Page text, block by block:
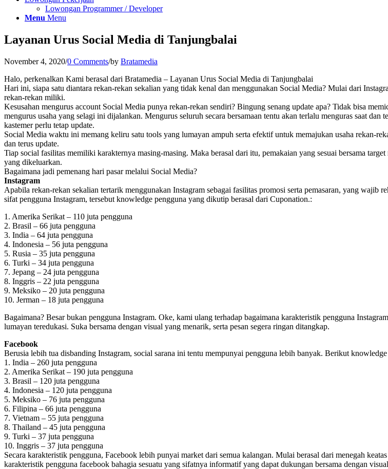
Lowongan Programmer / Developer
Menu Menu
Layanan Urus Social Media di Tanjungbalai
November 4, 2020/0 Comments/by Bratamedia
Halo, perkenalkan Kami berasal dari Bratamedia – Layanan Urus Social Media di Tanjungbalai
Hari ini, siapa satu diantara rekan-rekan sekalian yang tidak kenal dan menggunakan Social Media? Mulai dari
rekan-rekan miliki.
Kesusahan mengurus account Social Media punya rekan-rekan sendiri? Bingung senang update apa? Tidak bisa
mengurus usaha yang selagi ini dijalankan. Mengurus seluruh secara bersamaan tentu akan terlalu menguras saat
kastemer perlu tetap update.
Social Media waktu ini memang keliru satu tools yang lumayan ampuh serta efektif untuk memajukan usaha rekan-
dan terus update.
Tiap social fasilitas memiliki karakternya masing-masing. Maka berasal dari itu, pemakaian yang sesuai bersama
yang dikeluarkan.
Bagaimana jadi pemenang hari pasar melalui Social Media?
Instagram
Apabila rekan-rekan sekalian tertarik menggunakan Instagram sebagai fasilitas promosi serta pemasaran, yang wajib
sifat pengguna Instagram, tersebut knowledge pengguna yang dikutip berasal dari Cuponation.:
1. Amerika Serikat – 110 juta pengguna
2. Brasil – 66 juta pengguna
3. India – 64 juta pengguna
4. Indonesia – 56 juta pengguna
5. Rusia – 35 juta pengguna
6. Turki – 34 juta pengguna
7. Jepang – 24 juta pengguna
8. Inggris – 22 juta pengguna
9. Meksiko – 20 juta pengguna
10. Jerman – 18 juta pengguna
Bagaimana? Besar bukan pengguna Instagram. Oke, kami ulang terhadap bagaimana karakteristik pengguna
lumayan teredukasi. Suka bersama dengan visual yang menarik, serta pesan segera ringan ditangkap.
Facebook
Berusia lebih tua disbanding Instagram, social sarana ini tentu mempunyai pengguna lebih banyak. Berikut
1. India – 260 juta pengguna
2. Amerika Serikat – 190 juta pengguna
3. Brasil – 120 juta pengguna
4. Indonesia – 120 juta pengguna
5. Meksiko – 76 juta pengguna
6. Filipina – 66 juta pengguna
7. Vietnam – 55 juta pengguna
8. Thailand – 45 juta pengguna
9. Turki – 37 juta pengguna
10. Inggris – 37 juta pengguna
Secara karakteristik pengguna, Facebook lebih punyai market dari semua kalangan. Mulai berasal dari menegah
karakteristik pengguna facebook bahagia sesuatu yang sifatnya informatif yang dapat dukungan bersama dengan